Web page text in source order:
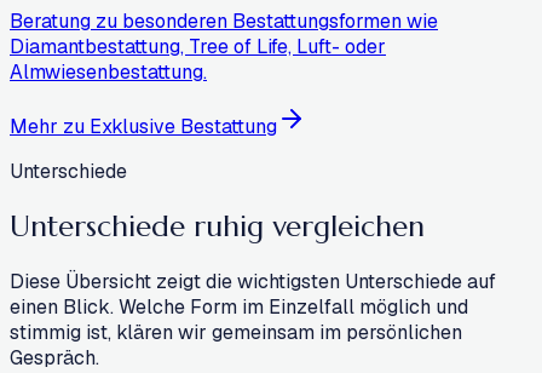
Beratung zu besonderen Bestattungsformen wie
Diamantbestattung, Tree of Life, Luft- oder
Almwiesenbestattung.
Mehr zu Exklusive Bestattung
Unterschiede
Unterschiede ruhig vergleichen
Diese Übersicht zeigt die wichtigsten Unterschiede auf
einen Blick. Welche Form im Einzelfall möglich und
stimmig ist, klären wir gemeinsam im persönlichen
Gespräch.